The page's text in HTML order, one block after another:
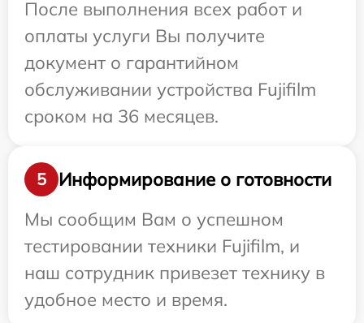
После выполнения всех работ и
оплаты услуги Вы получите
документ о гарантийном
обслуживании устройства Fujifilm
сроком на 36 месяцев.
5
Информирование о готовности
Мы сообщим Вам о успешном
тестировании техники Fujifilm, и
наш сотрудник привезет технику в
удобное место и время.